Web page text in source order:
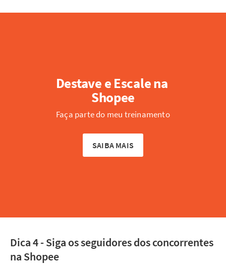
Destave e Escale na
Shopee
Faça parte do meu treinamento
SAIBA MAIS
Dica 4 - Siga os seguidores dos concorrentes
na Shopee